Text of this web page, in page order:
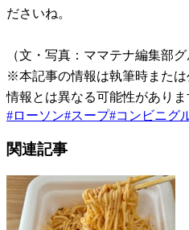
ださいね。
（文・写真：ママテナ編集部グ
※本記事の情報は執筆時また
情報とは異なる可能性がありま
#ローソン#スープ#コンビニグ
関連記事